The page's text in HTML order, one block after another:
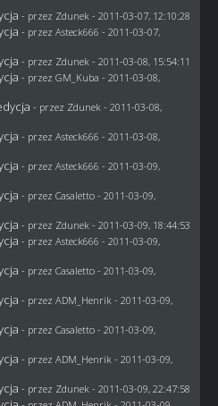
- przez Zdunek - 2011-03-07, 12:10:28
- przez Asteck666 - 2011-03-07,
- przez Zdunek - 2011-03-08, 15:54:11
- przez GM_Kuba - 2011-03-08,
- przez Zdunek - 2011-03-08,
- przez Asteck666 - 2011-03-08,
- przez Asteck666 - 2011-03-09,
- przez Casaletto- 2011-03-09,
- przez Zdunek - 2011-03-09, 18:44:53
- przez Asteck666 - 2011-03-09,
- przez Casaletto- 2011-03-09,
- przez ADM_Henrik - 2011-03-09,
- przez Casaletto- 2011-03-09,
- przez ADM_Henrik - 2011-03-09,
- przez Zdunek - 2011-03-09, 22:47:58